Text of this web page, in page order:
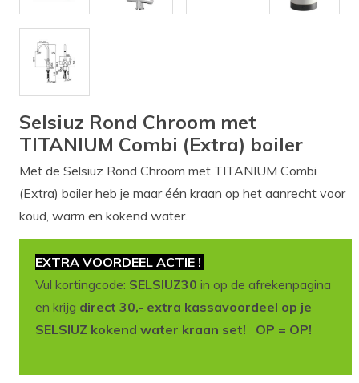
Selsiuz Rond Chroom met
TITANIUM Combi (Extra) boiler
Met de Selsiuz Rond Chroom met TITANIUM Combi
(Extra) boiler heb je maar één kraan op het aanrecht voor
koud, warm en kokend water.
EXTRA VOORDEEL ACTIE !
Vul kortingcode: SELSIUZ30 in op de afrekenpagina
en krijg direct 30,- extra kassavoordeel op je
SELSIUZ kokend water kraan set! OP = OP!